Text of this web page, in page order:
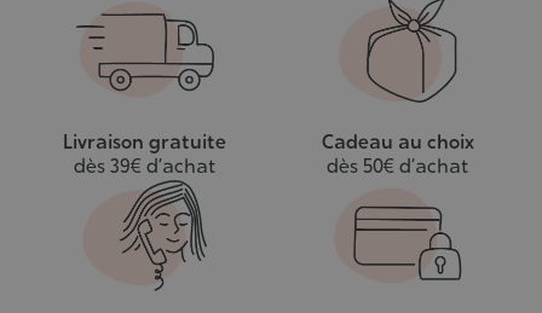
panier
Livraison gratuite
dès 39€ d’achat
Cadeau au choix
dès 50€ d’achat